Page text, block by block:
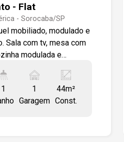
- Flat
- Sorocaba/SP
mobiliado, modulado e
Sala com tv, mesa com
modulada e
box em vidro.-, gabinete,
de garagem coberta.
academia, lavanderia,
1
1
Garagem
44m²
Const.